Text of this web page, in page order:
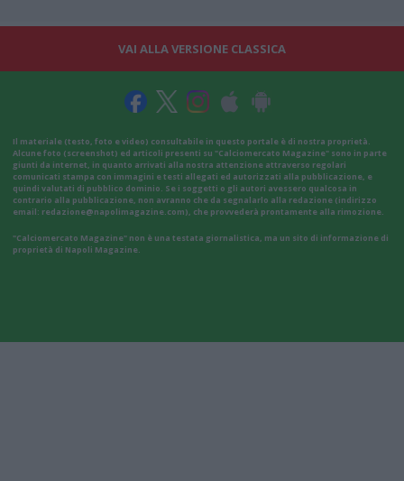
VAI ALLA VERSIONE CLASSICA
Il materiale (testo, foto e video) consultabile in questo portale è di nostra proprietà.
Alcune foto (screenshot) ed articoli presenti su "Calciomercato Magazine" sono in parte
giunti da internet, in quanto arrivati alla nostra attenzione attraverso regolari
comunicati stampa con immagini e testi allegati ed autorizzati alla pubblicazione, e
quindi valutati di pubblico dominio. Se i soggetti o gli autori avessero qualcosa in
contrario alla pubblicazione, non avranno che da segnalarlo alla redazione (indirizzo
email: redazione@napolimagazine.com), che provvederà prontamente alla rimozione.
"Calciomercato Magazine" non è una testata giornalistica, ma un sito di informazione di
proprietà di Napoli Magazine.